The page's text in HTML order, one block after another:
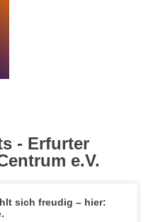
- Erfurter
e.V.
sich freudig – hier: